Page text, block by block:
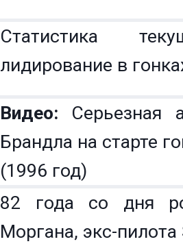
Статистика
лидирование в
Видео: Серьезная
Брандла на старте
(1996 год)
82 года со дня
Моргана, экс-пилота